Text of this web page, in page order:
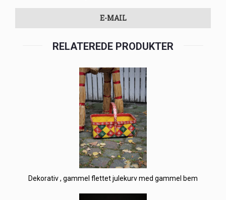
E-MAIL
RELATEREDE PRODUKTER
Dekorativ , gammel flettet julekurv med gammel bem